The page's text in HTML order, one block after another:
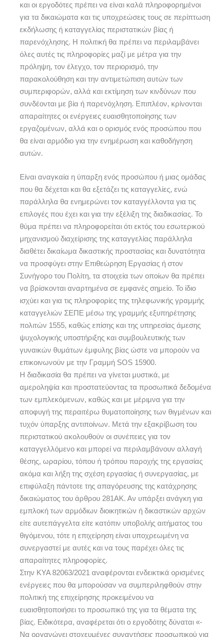
και οι εργοδότες πρέπει να είναι καλά πληροφορημένοι
για τα δικαιώματα και τις υποχρεώσεις τους σε περίπτωση
εκδήλωσης ή καταγγελίας περιστατικών βίας ή
παρενόχλησης. Η πολιτική θα πρέπει να περιλαμβάνει
όλες αυτές τις πληροφορίες μαζί με μέτρα για την
πρόληψη, τον έλεγχο, τον περιορισμό, την
παρακολούθηση και την αντιμετώπιση αυτών των
συμπεριφορών, αλλά και εκτίμηση των κινδύνων που
συνδέονται με βία ή παρενόχληση. Επιπλέον, κρίνονται
απαραίτητες οι ενέργειες ευαισθητοποίησης των
εργαζομένων, αλλά και ο ορισμός ενός προσώπου που
θα είναι αρμόδιο για την ενημέρωση και καθοδήγηση
αυτών.
Είναι αναγκαία η ύπαρξη ενός προσώπου ή μιας ομάδας
που θα δέχεται και θα εξετάζει τις καταγγελίες, ενώ
παράλληλα θα ενημερώνει τον καταγγέλλοντα για τις
επιλογές που έχει και για την εξέλιξη της διαδικασίας. Το
θύμα πρέπει να πληροφορείται ότι εκτός του εσωτερικού
μηχανισμού διαχείρισης της καταγγελίας παράλληλα
διαθέτει δικαίωμα δικαστικής προστασίας και δυνατότητα
να προσφύγει στην Επιθεώρηση Εργασίας ή στον
Συνήγορο του Πολίτη, τα στοιχεία των οποίων θα πρέπει
να βρίσκονται αναρτημένα σε εμφανές σημείο. Το ίδιο
ισχύει και για τις πληροφορίες της τηλεφωνικής γραμμής
καταγγελιών ΣΕΠΕ μέσω της γραμμής εξυπηρέτησης
πολιτών 1555, καθώς επίσης και της υπηρεσίας άμεσης
ψυχολογικής υποστήριξης και συμβουλευτικής των
γυναικών θυμάτων έμφυλης βίας ώστε να μπορούν να
επικοινωνούν με την Γραμμή SOS 15900.
Η διαδικασία θα πρέπει να γίνεται μυστικά, με
αμεροληψία και προστατεύοντας τα προσωπικά δεδομένα
των εμπλεκόμενων, καθώς και με μέριμνα για την
αποφυγή της περαιτέρω θυματοποίησης των θιγμένων και
τυχόν ύπαρξης αντιποίνων. Μετά την εξακρίβωση του
περιστατικού ακολουθούν οι συνέπειες για τον
καταγγελλόμενο και μπορεί να περιλαμβάνουν αλλαγή
θέσης, ωραρίου, τόπου ή τρόπου παροχής της εργασίας
ακόμα και λήξη της σχέση εργασίας ή συνεργασίας, με
επιφύλαξη πάντοτε της απαγόρευσης της κατάχρησης
δικαιώματος του άρθρου 281ΑΚ. Αν υπάρξει ανάγκη για
εμπλοκή των αρμόδιων διοικητικών ή δικαστικών αρχών
είτε αυτεπάγγελτα είτε κατόπιν υποβολής αιτήματος του
θιγόμενου, τότε η επιχείρηση είναι υποχρεωμένη να
συνεργαστεί με αυτές και να τους παρέχει όλες τις
απαραίτητες πληροφορίες.
Στην ΚΥΑ 82063/2021 αναφέρονται ενδεικτικά ορισμένες
ενέργειες που θα μπορούσαν να συμπεριληφθούν στην
πολιτική της επιχείρησης προκειμένου να
ευαισθητοποιήσει το προσωπικό της για τα θέματα της
βίας. Ειδικότερα, αναφέρεται ότι ο εργοδότης δύναται «-
Να οργανώνει στοχευμένες συναντήσεις προσωπικού για